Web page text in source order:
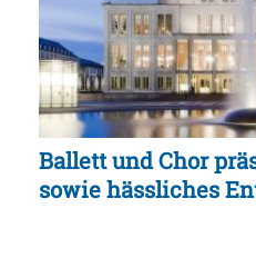
Ballett und Chor
sowie hässliches